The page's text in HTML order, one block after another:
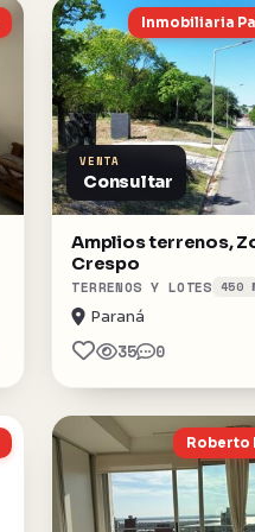
VENTA
Consultar
Amplios terrenos,
Crespo
TERRENOS Y LOTES 450
Paraná
35 0
Roberto